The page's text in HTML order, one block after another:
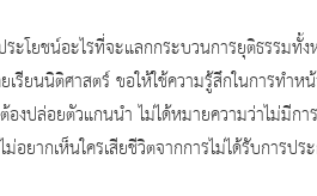
ะโยชน์อะไรที่จะแลกกระบวนการยุติธรรมทั้
รียนนิติศาสตร์ ขอให้ใช้ความรู้สึกในการทำ
องปล่อยตัวแกนนำ ไม่ได้หมายความว่าไม่มีก
ยากเห็นใครเสียชีวิตจากการไม่ได้รับการป